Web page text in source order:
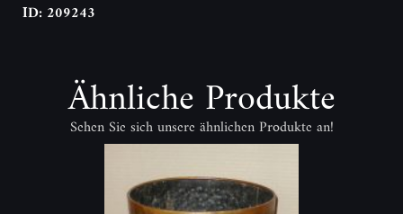
ID: 209243
Ähnliche Produkte
Sehen Sie sich unsere ähnlichen Produkte an!